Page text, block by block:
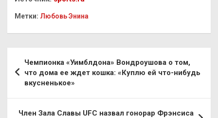
Метки: Любовь Энина
по
записям
Чемпионка «Уимблдона» Вондроушова о том,
что дома ее ждет кошка: «Куплю ей что-нибудь
вкусненькое»
Член Зала Славы UFC назвал гонорар Фрэнсиса